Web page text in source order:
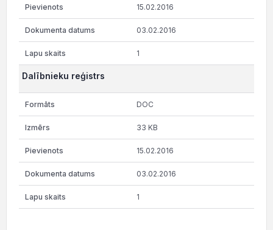
15.02.2016
03.02.2016
1
Dalībnieku reģistrs
DOC
33 KB
15.02.2016
03.02.2016
1